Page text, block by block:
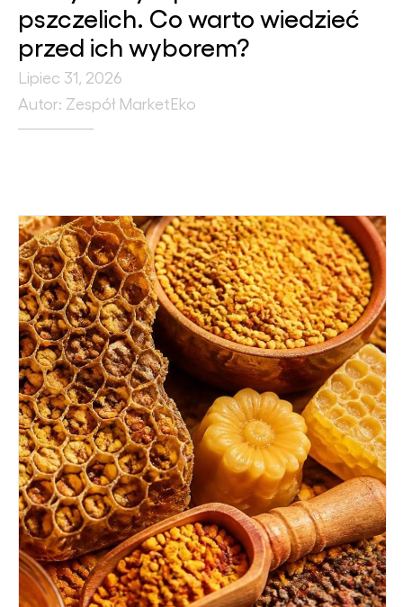
pszczelich. Co warto wiedzieć
przed ich wyborem?
Lipiec 31, 2026
Autor: Zespół MarketEko